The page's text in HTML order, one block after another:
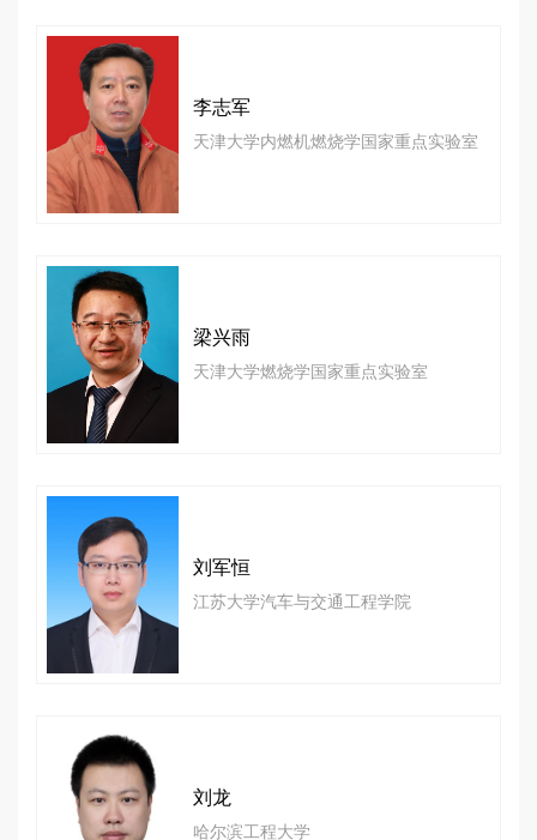
李志军
天津大学内燃机燃烧学国家重点实验室
梁兴雨
天津大学燃烧学国家重点实验室
刘军恒
江苏大学汽车与交通工程学院
刘龙
哈尔滨工程大学